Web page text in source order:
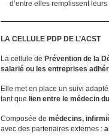
d’entre elles remplissent leurs
LA CELLULE PDP DE L’ACST
La cellule de Prévention de la
salarié ou les entreprises
Elle met en place un suivi
tant que lien entre le médecin
Composée de médecins,
avec des partenaires externes :